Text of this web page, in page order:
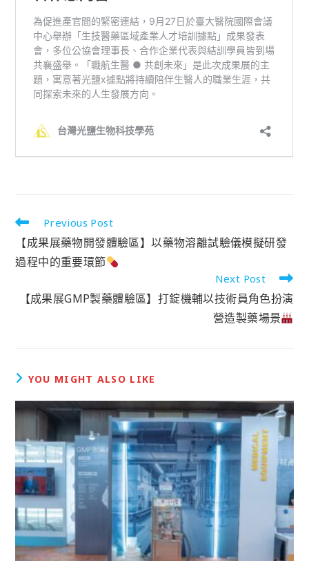
Previous Post
【成果展藥物開發體驗區】以藥物溶離試驗儀模擬研發
過程中的重要環節
Next Post
【成果展GMP製藥體驗區】打錠機輔以技術員角色扮演
營造製藥場景
YOU MIGHT ALSO LIKE